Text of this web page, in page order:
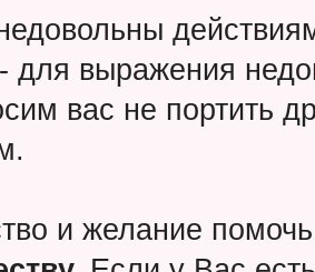
для выражения
вас не портить
и желание